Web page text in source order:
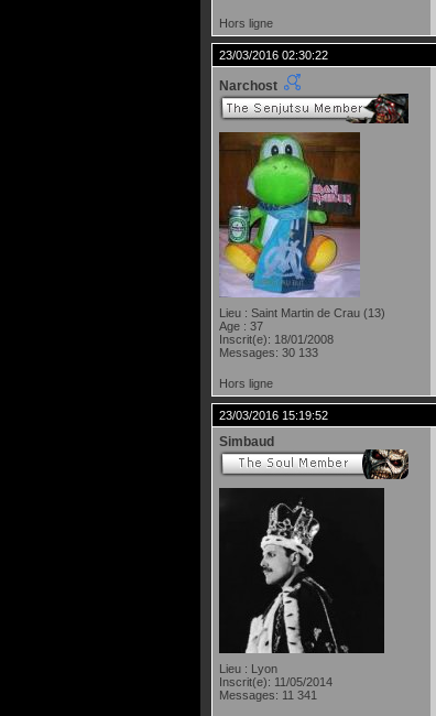
Hors ligne
23/03/2016 02:30:22
Narchost
Lieu : Saint Martin de Crau (13)
Age : 37
Inscrit(e): 18/01/2008
Messages: 30 133
Hors ligne
23/03/2016 15:19:52
Simbaud
Lieu : Lyon
Inscrit(e): 11/05/2014
Messages: 11 341